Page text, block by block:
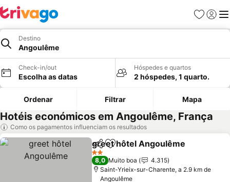
Favoritos
Iniciar
Destino
Angoulême
Check-in/out
Escolha as datas
Hóspedes e quartos
2 hóspedes, 1 quarto.
Ordenar Filtrar Mapa
Hotéis económicos em Angoulême, França
Como os pagamentos influenciam os resultados
PartilharAdicionar aos favoritos
greet hôtel Angoulême
2 Estrelas
8,0 Muito boa
4.315
Saint-Yrieix-sur-Charente, a 2.9 km de
Angoulême